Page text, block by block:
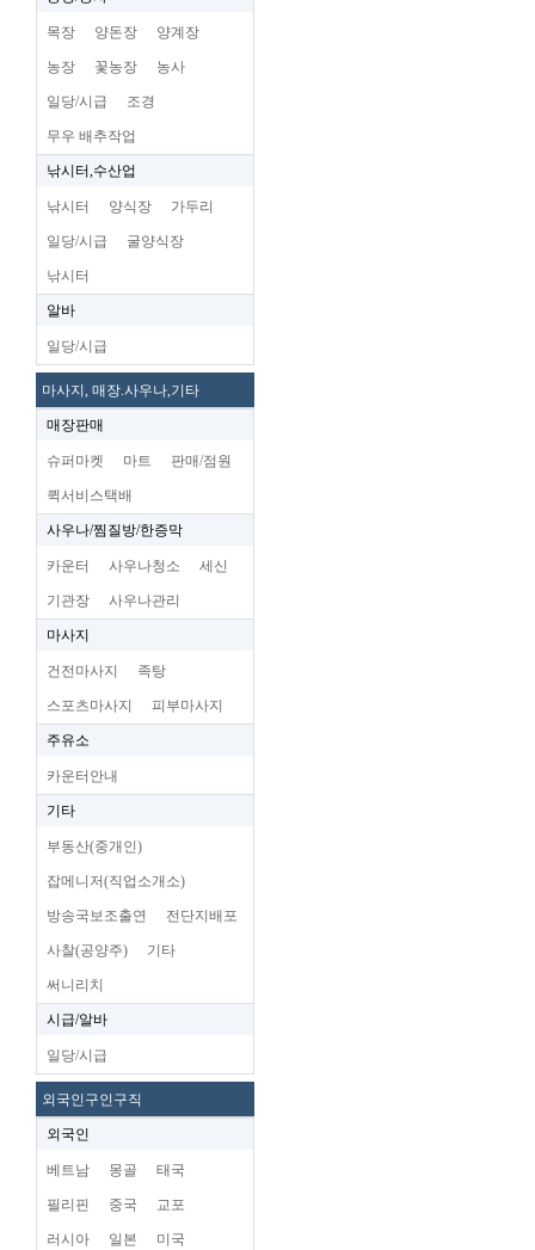
목장 양돈장 양계장
농장 꽃농장 농사
일당/시급 조경
무우 배추작업
낚시터,수산업
낚시터 양식장 가두리
일당/시급 굴양식장
낚시터
알바
일당/시급
마사지, 매장.사우나,기타
매장판매
슈퍼마켓 마트 판매/점원
퀵서비스택배
사우나/찜질방/한증막
카운터 사우나청소 세신
기관장 사우나관리
마사지
건전마사지 족탕
스포츠마사지 피부마사지
주유소
카운터안내
기타
부동산(중개인)
잡메니저(직업소개소)
방송국보조출연 전단지배포
사찰(공양주) 기타
써니리치
시급/알바
일당/시급
외국인구인구직
외국인
베트남 몽골 태국
필리핀 중국 교포
러시아 일본 미국